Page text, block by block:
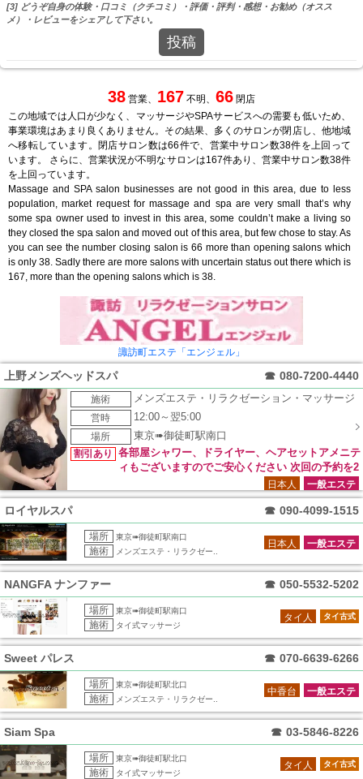
[3] どうぞ自身の体験・口コミ（クチコミ）・評価・評判・感想・お勧め（オスス
メ）・レビューをシェアして下さい。
投稿
38 営業、 167 不明、 66 閉店
この地域では人口が少なく、マッサージやSPAサービスへの需要も低いため、
事業環境はあまり良くありません。その結果、多くのサロンが閉店し、他地域
へ移転しています。閉店サロン数は66件で、営業中サロン数38件を上回って
います。 さらに、営業状況が不明なサロンは167件あり、営業中サロン数38件
を上回っています。
Massage and SPA salon businesses are not good in this area, due to less
population, market request for massage and spa are very small that’s why
some spa owner used to invest in this area, some couldn’t make a living so
they closed the spa salon and moved out of this area, but few chose to stay. As
you can see the number closing salon is 66 more than opening salons which
is only 38. Sadly there are more salons with uncertain status out there which is
167, more than the opening salons which is 38.
諏訪町エステ「エンジェル」
上野メンズヘッドスパ ☎ 080-7200-4440
施術
メンズエステ・リラクゼーション・マッサージ
営時
12:00～翌5:00
場所
東京➠御徒町駅南口
割引あり
各部屋シャワー、ドライヤー、ヘアセットアメニテ
ィもございますのでご安心ください 次回の予約を2
4時間以内に 取ったら5000円引き ※こちらはフリーでのご案
内となります ※スパニストの指名をご希望される場合には当
日電話口にてお伝えください ※指名料は別途発生いたします
※予約は1か月先のスケジュールまで可能で前倒しや後ろ倒し
の【変更も可能】！！ ※こちらの割引予約を使用した場合の
変更やキャンセルは不可で料金はお支払いいただきます ※お
支払いいただけない場合は当店の利用が一時的に不可能となり
ます
一般エステ
日本人
ロイヤルスパ ☎ 090-4099-1515
場所 東京➠御徒町駅南口
施術 メンズエステ・リラクゼー..
一般エステ
日本人
NANGFA ナンファー ☎ 050-5532-5202
場所 東京➠御徒町駅南口
施術 タイ式マッサージ
タイ古式
タイ人
Sweet パレス ☎ 070-6639-6266
場所 東京➠御徒町駅北口
施術 メンズエステ・リラクゼー..
一般エステ
中香台
Siam Spa ☎ 03-5846-8226
場所 東京➠御徒町駅北口
施術 タイ式マッサージ
タイ古式
タイ人